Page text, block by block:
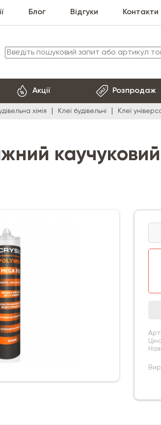
Блог Відгуки Контакти
Акції Розпродаж
хімія Клеї будівельні Клеї